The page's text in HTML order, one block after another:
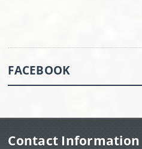
FACEBOOK
Contact Information